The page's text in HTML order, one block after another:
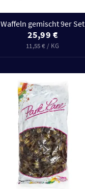
Waffeln gemischt 9er Set
25,99 €
11,55 € / KG